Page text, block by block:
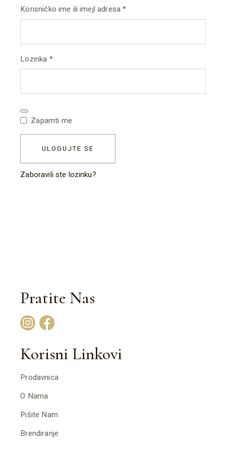
Korisničko ime ili imejl adresa*Обавезно
Lozinka *Обавезно
Zapamti me
ULOGUJTE SE
Zaboravili ste lozinku?
Pratite Nas
Korisni Linkovi
Prodavnica
O Nama
Pišite Nam
Brendiranje